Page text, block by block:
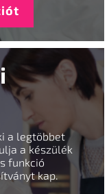
a legtöbbet
a készülék
funkció
kap.